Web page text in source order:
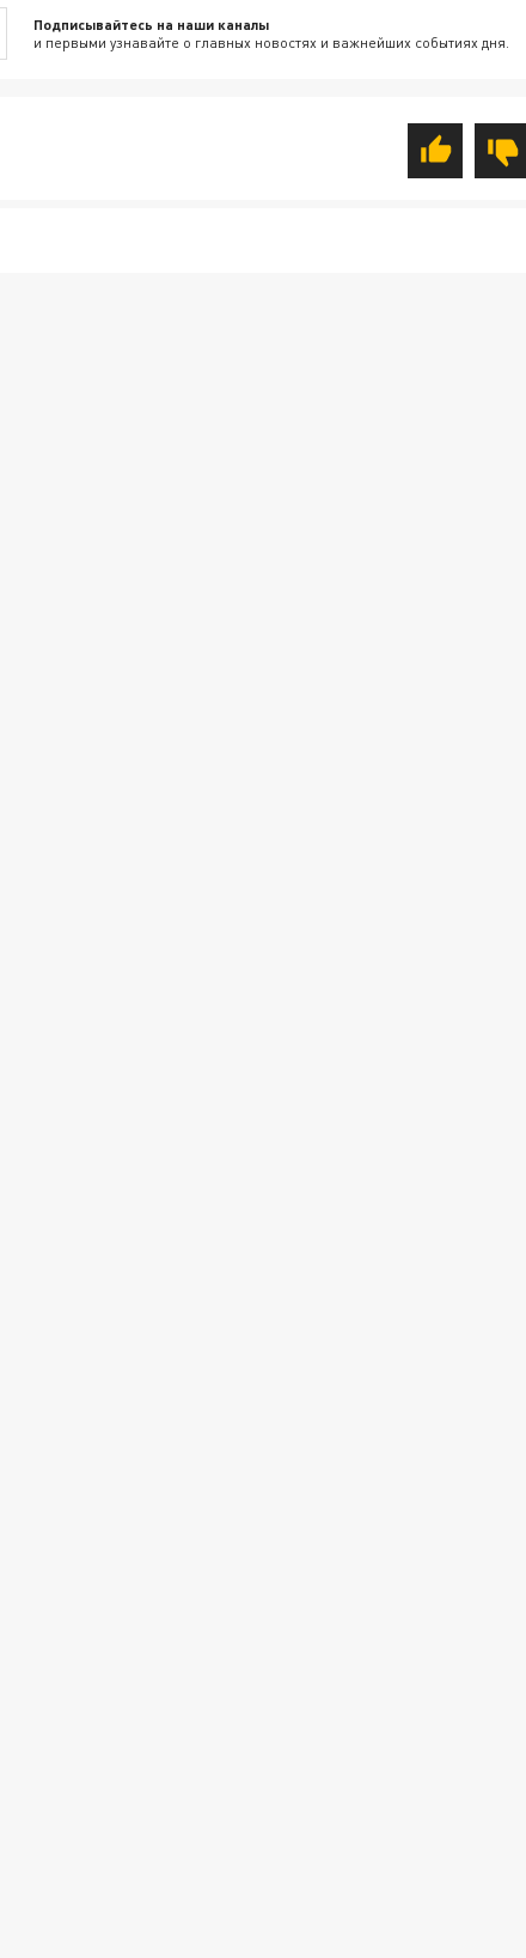
Подписывайтесь на наши каналы
и первыми узнавайте о главных новостях и важнейших событиях дня.